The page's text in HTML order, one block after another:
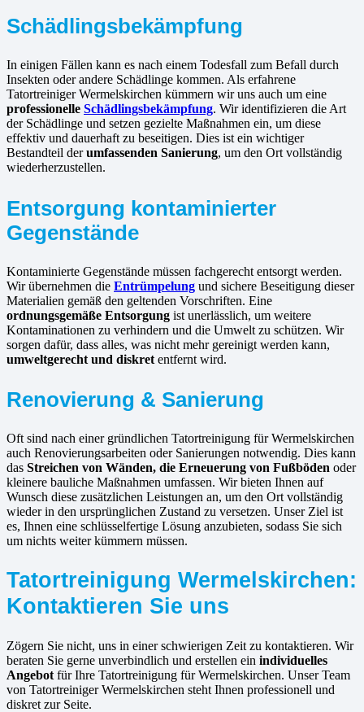
Schädlingsbekämpfung
In einigen Fällen kann es nach einem Todesfall zum Befall durch
Insekten oder andere Schädlinge kommen. Als erfahrene
Tatortreiniger Wermelskirchen kümmern wir uns auch um eine
professionelle Schädlingsbekämpfung. Wir identifizieren die Art
der Schädlinge und setzen gezielte Maßnahmen ein, um diese
effektiv und dauerhaft zu beseitigen. Dies ist ein wichtiger
Bestandteil derumfassenden Sanierung, um den Ort vollständig
wiederherzustellen.
Entsorgung kontaminierter
Gegenstände
Kontaminierte Gegenstände müssen fachgerecht entsorgt werden.
Wir übernehmen die Entrümpelung und sichere Beseitigung dieser
Materialien gemäß den geltenden Vorschriften. Eine
ordnungsgemäße Entsorgung ist unerlässlich, um weitere
Kontaminationen zu verhindern und die Umwelt zu schützen. Wir
sorgen dafür, dass alles, was nicht mehr gereinigt werden kann,
umweltgerecht und diskret entfernt wird.
Renovierung & Sanierung
Oft sind nach einer gründlichen Tatortreinigung für Wermelskirchen
auch Renovierungsarbeiten oder Sanierungen notwendig. Dies kann
das Streichen von Wänden, die Erneuerung von Fußböden oder
kleinere bauliche Maßnahmen umfassen. Wir bieten Ihnen auf
Wunsch diese zusätzlichen Leistungen an, um den Ort vollständig
wieder in den ursprünglichen Zustand zu versetzen. Unser Ziel ist
es, Ihnen eine schlüsselfertige Lösung anzubieten, sodass Sie sich
um nichts weiter kümmern müssen.
Tatortreinigung Wermelskirchen:
Kontaktieren Sie uns
Zögern Sie nicht, uns in einer schwierigen Zeit zu kontaktieren. Wir
beraten Sie gerne unverbindlich und erstellen ein individuelles
Angebot für Ihre Tatortreinigung für Wermelskirchen. Unser Team
von Tatortreiniger Wermelskirchen steht Ihnen professionell und
diskret zur Seite.